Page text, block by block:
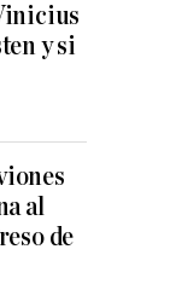
y si
al
de